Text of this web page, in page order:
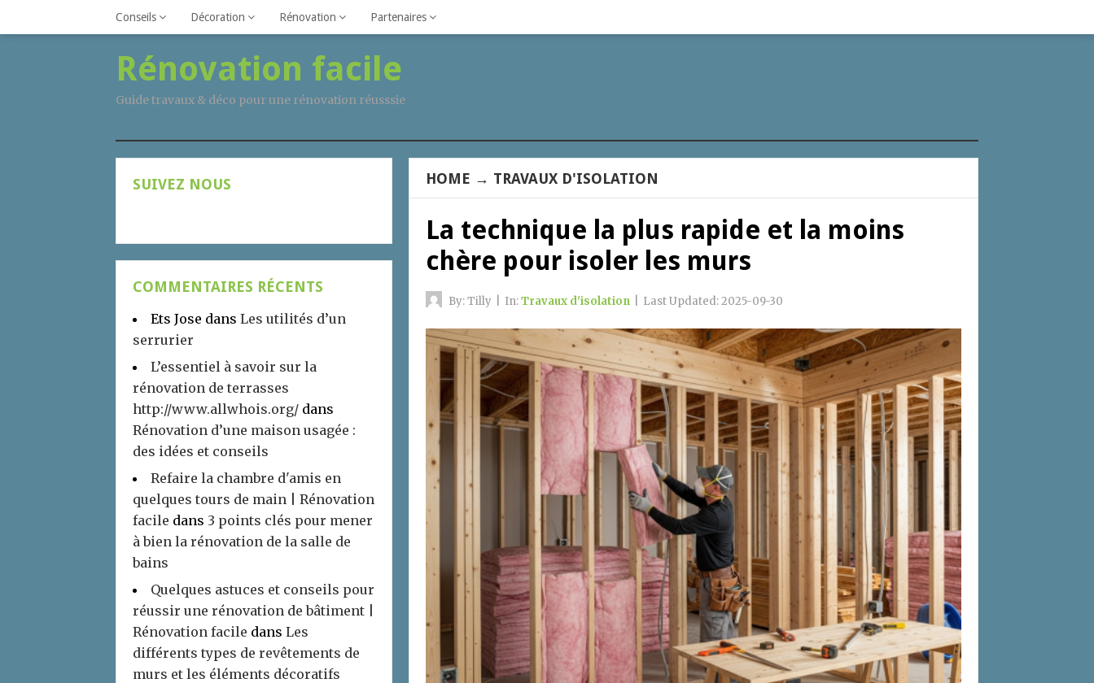
Conseils Décoration Rénovation Partenaires
Rénovation facile
Guide travaux & déco pour une rénovation réusssie
HOME → TRAVAUX D'ISOLATION
La technique la plus rapide et la moins
chère pour isoler les murs
By:Tilly In:Travaux d'isolation Last Updated:2025-09-30
SUIVEZ NOUS
COMMENTAIRES RÉCENTS
Ets Jose dans Les utilités d’un
serrurier
L’essentiel à savoir sur la
rénovation de terrasses
http://www.allwhois.org/ dans
Rénovation d’une maison usagée :
des idées et conseils
Refaire la chambre d'amis en
quelques tours de main | Rénovation
facile dans 3 points clés pour mener
à bien la rénovation de la salle de
bains
Quelques astuces et conseils pour
réussir une rénovation de bâtiment |
Rénovation facile dans Les
différents types de revêtements de
murs et les éléments décoratifs